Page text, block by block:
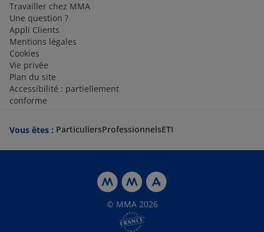
Travailler chez MMA
Une question ?
Appli Clients
Mentions légales
Cookies
Vie privée
Plan du site
Accessibilité : partiellement
conforme
Vous êtes : ParticuliersProfessionnelsETI
© MMA 2026